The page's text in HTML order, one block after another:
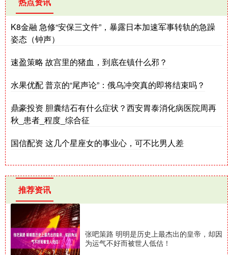
K8金融 急修“安保三文件”，暴露日本加速军事转轨的急躁
姿态（钟声）
速盈策略 故宫里的猪血，到底在镇什么邪？
水果优配 普京的“尾声论”：俄乌冲突真的即将结束吗？
鼎豪投资 胆囊结石有什么症状？西安胃泰消化病医院周再
秋_患者_程度_综合征
国信配资 这几个星座女的事业心，可不比男人差
推荐资讯
张吧策路 明明是历史上最杰出的皇帝，却因
为运气不好而被世人低估！